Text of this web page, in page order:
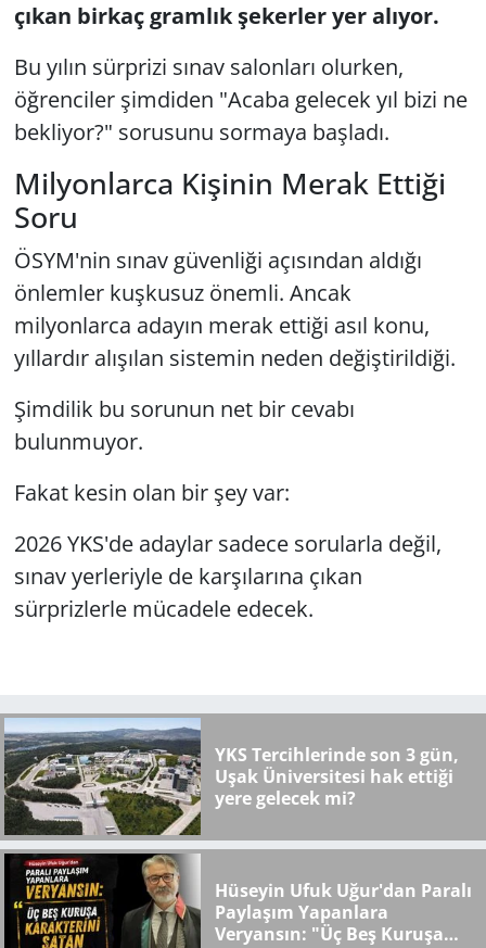
çıkan birkaç gramlık şekerler yer alıyor.
Bu yılın sürprizi sınav salonları olurken,
öğrenciler şimdiden "Acaba gelecek yıl bizi ne
bekliyor?" sorusunu sormaya başladı.
Milyonlarca Kişinin Merak Ettiği
Soru
ÖSYM'nin sınav güvenliği açısından aldığı
önlemler kuşkusuz önemli. Ancak
milyonlarca adayın merak ettiği asıl konu,
yıllardır alışılan sistemin neden değiştirildiği.
Şimdilik bu sorunun net bir cevabı
bulunmuyor.
Fakat kesin olan bir şey var:
2026 YKS'de adaylar sadece sorularla değil,
sınav yerleriyle de karşılarına çıkan
sürprizlerle mücadele edecek.
YKS Tercihlerinde son 3 gün,
Uşak Üniversitesi hak ettiği
yere gelecek mi?
Hüseyin Ufuk Uğur'dan Paralı
Paylaşım Yapanlara
Veryansın: "Üç Beş Kuruşa